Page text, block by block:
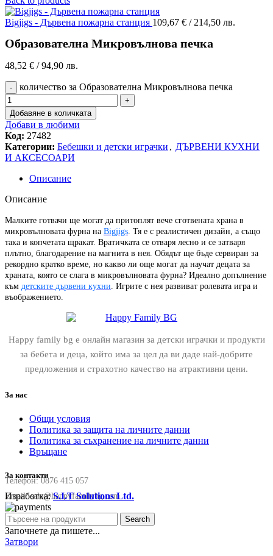
Bigjigs - Дървена пожарна станция 109,67 € / 214,50 лв.
Образователна Микровълнова печка
48,52 € / 94,90 лв.
количество за Образователна Микровълнова печка
Добавяне в количката
Добави в любими
Код: 27482
Категории: Бебешки и детски играчки , ДЪРВЕНИ КУХНИ
И АКСЕСОАРИ
Описание
Описание
Малките готвачи ще могат да притоплят вече сготвената храна в
микровълновата фурна на Bigjigs. Тя е с реалистичен дизайн, а също
така и копчетата щракат. Вратичката се отваря лесно и се затваря
плътно, благодарение на магнита в нея. Обядът ще бъде сервиран за
рекордно кратко време, но какво ли още могат да научат децата за
храната, която се слага в микровълновата фурна? Идеално допълнение
към детските дървени кухни. Игрите с нея развиват ролевата игра и
въображението.
Happy family bg е онлайн магазин за детски играчки и продукти
за бебета и деца, който има за цел да ви даде най-добрите
предложения и страхотно качество на атрактивни цени.
За нас
Общи условия
Политика за защита на личните данни
Политика за съхранение на личните данни
Връщане
За контакти
Телефон:0876 415 057
Email:sale@happyfamilybg.com
Изработка:S.I.T Solutions Ltd.
Search
Започнете да пишете...
Затвори